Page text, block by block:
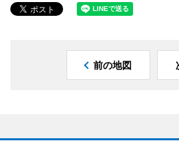
前の地図